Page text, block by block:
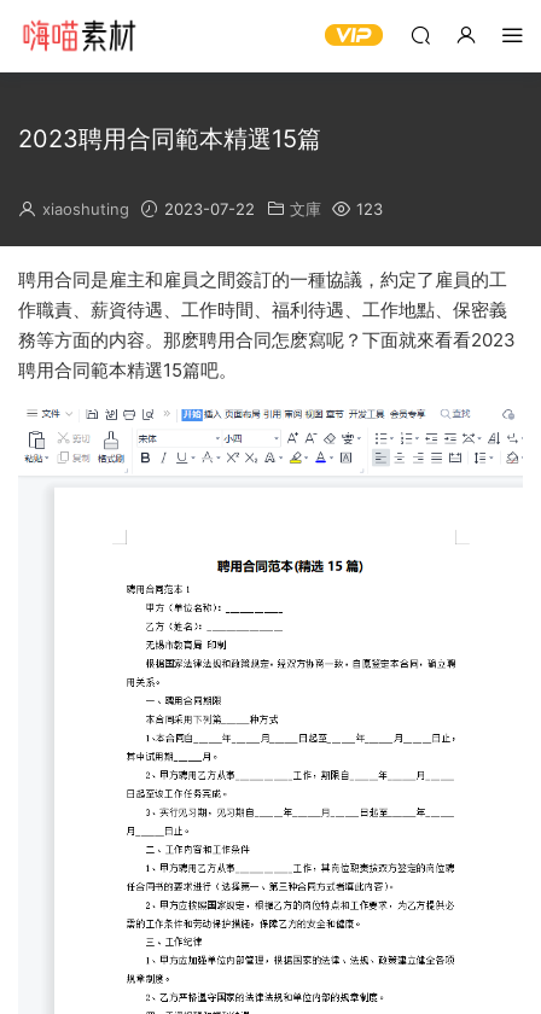
2023聘用合同範本精選15篇
xiaoshuting 2023-07-22 文庫 123
聘用合同是雇主和雇員之間簽訂的一種協議，約定了雇員的工
作職責、薪資待遇、工作時間、福利待遇、工作地點、保密義
務等方面的内容。那麽聘用合同怎麽寫呢？下面就來看看2023
聘用合同範本精選15篇吧。